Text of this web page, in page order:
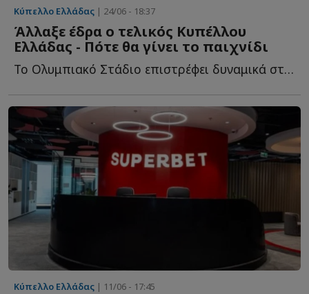
Κύπελλο Ελλάδας | 24/06 - 18:37
Άλλαξε έδρα ο τελικός Κυπέλλου
Ελλάδας - Πότε θα γίνει το παιχνίδι
Το Ολυμπιακό Στάδιο επιστρέφει δυναμικά στο προσκήνιο ω...
Κύπελλο Ελλάδας | 11/06 - 17:45